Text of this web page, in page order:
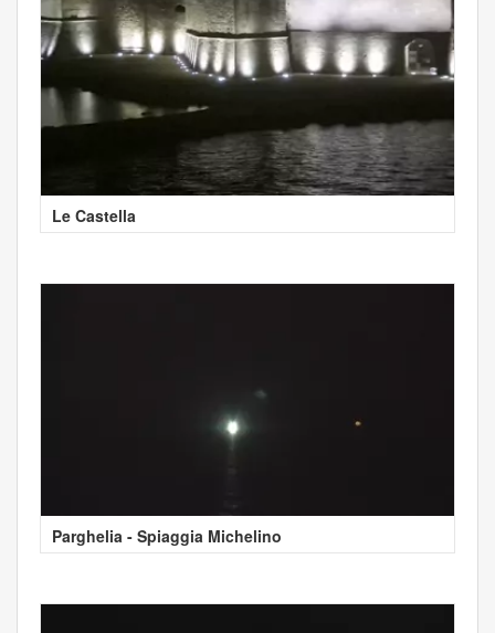
Le Castella
Parghelia - Spiaggia Michelino